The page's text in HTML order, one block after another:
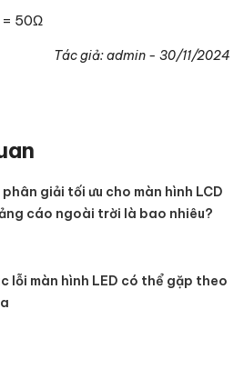
50Ω
Tác giả:admin - 30/11/2024
giải tối ưu cho màn hình LCD
cáo ngoài trời là bao nhiêu?
lỗi màn hình LED có thể gặp theo